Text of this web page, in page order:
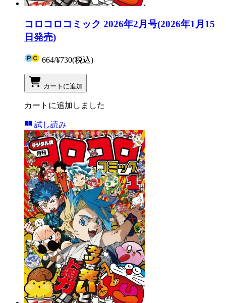
コロコロコミック 2026年2月号(2026年1月15
日発売)
664/¥730(税込)
カートに追加
カートに追加しました
試し読み